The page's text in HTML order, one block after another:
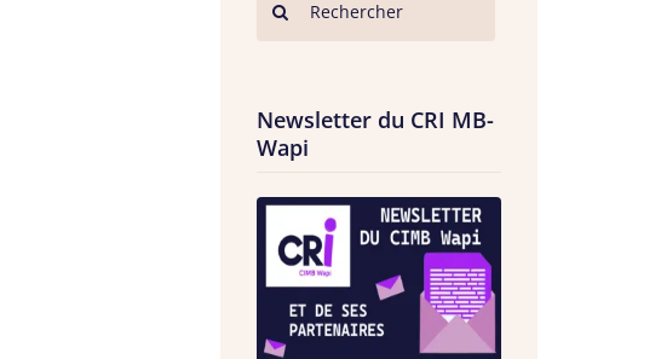
Newsletter du CRI MB-
Wapi